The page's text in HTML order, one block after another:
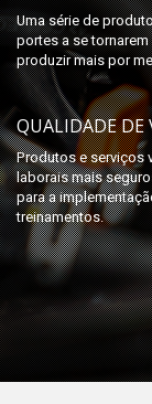
Uma série de
portes a se
produzir mais por
QUALIDADE DE
Produtos e serviços
laborais mais
para a
treinamentos.